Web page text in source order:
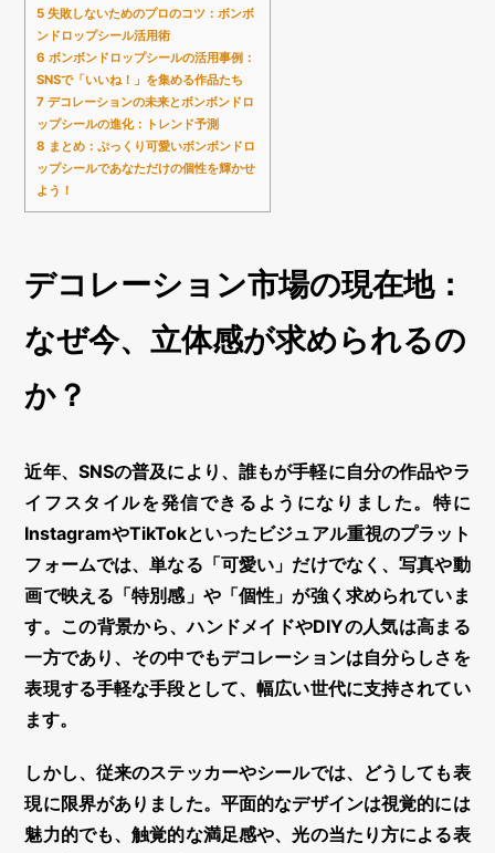
5 失敗しないためのプロのコツ：ボンボ
ンドロップシール活用術
6 ボンボンドロップシールの活用事例：
SNSで「いいね！」を集める作品たち
7 デコレーションの未来とボンボンドロ
ップシールの進化：トレンド予測
8 まとめ：ぷっくり可愛いボンボンドロ
ップシールであなただけの個性を輝かせ
よう！
デコレーション市場の現在地：
なぜ今、立体感が求められるの
か？
近年、SNSの普及により、誰もが手軽に自分の作品やラ
イフスタイルを発信できるようになりました。特に
InstagramやTikTokといったビジュアル重視のプラット
フォームでは、単なる「可愛い」だけでなく、写真や動
画で映える「特別感」や「個性」が強く求められていま
す。この背景から、ハンドメイドやDIYの人気は高まる
一方であり、その中でもデコレーションは自分らしさを
表現する手軽な手段として、幅広い世代に支持されてい
ます。
しかし、従来のステッカーやシールでは、どうしても表
現に限界がありました。平面的なデザインは視覚的には
魅力的でも、触覚的な満足感や、光の当たり方による表